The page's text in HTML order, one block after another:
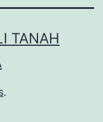
TANAH
.